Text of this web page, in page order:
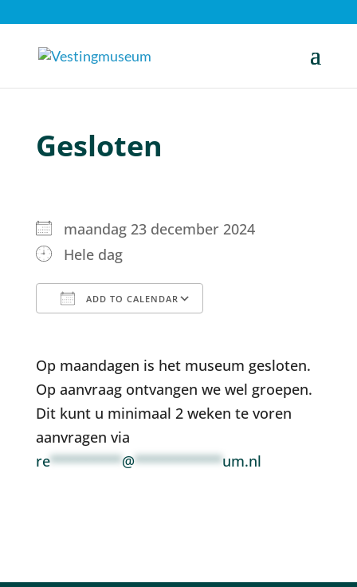
Gesloten
maandag 23 december 2024
Hele dag
ADD TO CALENDAR
Op maandagen is het museum gesloten.
Op aanvraag ontvangen we wel groepen.
Dit kunt u minimaal 2 weken te voren
aanvragen via
re*********@***********um.nl